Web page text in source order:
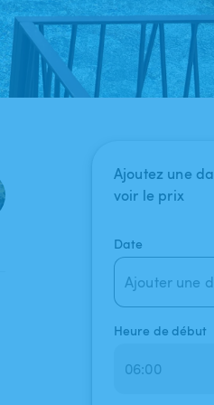
Ajoutez une
voir le prix
Date
Ajouter une
Heure de début